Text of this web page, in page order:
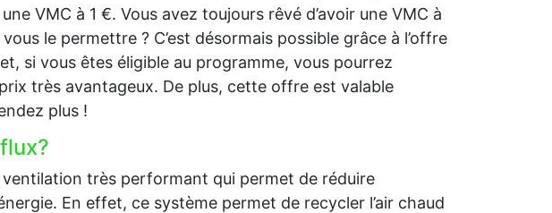
VMC à 1 €. Vous avez toujours rêvé d’avoir une VMC à
le permettre ? C’est désormais possible grâce à l’offre
si vous êtes éligible au programme, vous pourrez
très avantageux. De plus, cette offre est valable
plus !
très performant qui permet de réduire
En effet, ce système permet de recycler l’air chaud